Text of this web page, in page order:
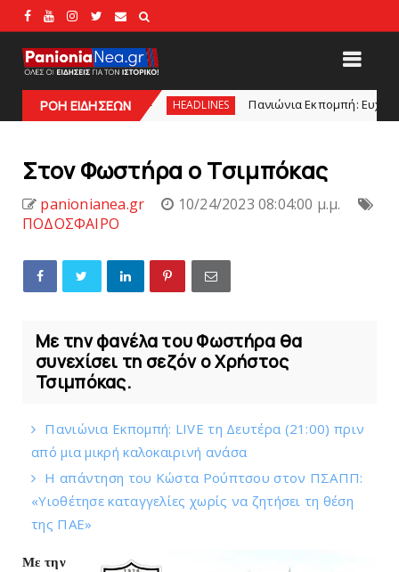
ΡΟΗ ΕΙΔΗΣΕΩΝ
HEADLINES Πανιώνια Εκπομπή: Eυχαριστούμε και...
Στον Φωστήρα ο Tσιμπόκας
panionianea.gr
10/24/2023 08:04:00 μ.μ.
ΠΟΔΟΣΦΑΙΡΟ
Με την φανέλα του Φωστήρα θα
συνεχίσει τη σεζόν ο Χρήστος
Τσιμπόκας.
Πανιώνια Εκπομπή: LIVE τη Δευτέρα (21:00) πριν
από μια μικρή καλοκαιρινή ανάσα
Η απάντηση του Κώστα Ρούπτσου στον ΠΣΑΠΠ:
«Υιοθέτησε καταγγελίες χωρίς να ζητήσει τη θέση
της ΠAΕ»
Με την